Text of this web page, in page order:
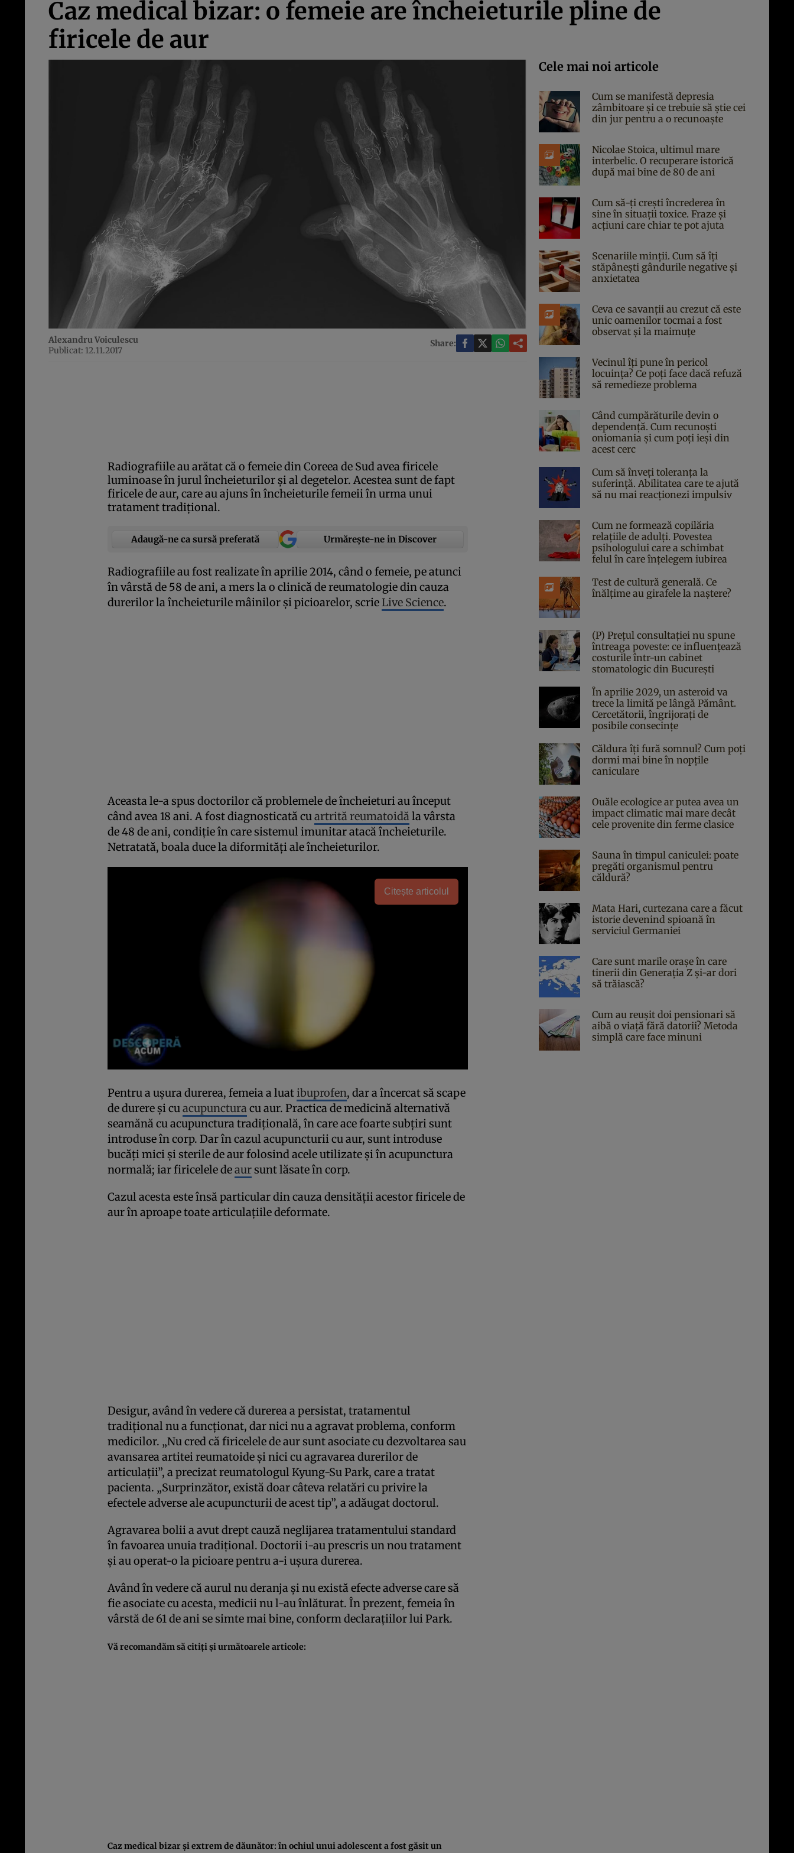
Caz medical bizar: o femeie are încheieturile pline de
firicele de aur
Alexandru Voiculescu
Publicat: 12.11.2017
Share:
Radiografiile au arătat că o femeie din Coreea de Sud avea firicele
luminoase în jurul încheieturilor şi al degetelor. Acestea sunt de fapt
firicele de aur, care au ajuns în încheieturile femeii în urma unui
tratament tradiţional.
Adaugă-ne ca sursă preferată Urmărește-ne in Discover
Radiografiile au fost realizate în aprilie 2014, când o femeie, pe atunci
în vârstă de 58 de ani, a mers la o clinică de reumatologie din cauza
durerilor la încheieturile mâinilor şi picioarelor, scrieLive Science.
Aceasta le-a spus doctorilor că problemele de încheieturi au început
când avea 18 ani. A fost diagnosticată cuartrită reumatoidă la vârsta
de 48 de ani, condiţie în care sistemul imunitar atacă încheieturile.
Netratată, boala duce la diformităţi ale încheieturilor.
Citește articolul
Pentru a uşura durerea, femeia a luatibuprofen, dar a încercat să scape
de durere şi cuacupunctura cu aur. Practica de medicină alternativă
seamănă cu acupunctura tradiţională, în care ace foarte subţiri sunt
introduse în corp. Dar în cazul acupuncturii cu aur, sunt introduse
bucăţi mici şi sterile de aur folosind acele utilizate şi în acupunctura
normală; iar firicelele deaursunt lăsate în corp.
Cazul acesta este însă particular din cauza densităţii acestor firicele de
aur în aproape toate articulaţiile deformate.
Desigur, având în vedere că durerea a persistat, tratamentul
tradiţional nu a funcţionat, dar nici nu a agravat problema, conform
medicilor. „Nu cred că firicelele de aur sunt asociate cu dezvoltarea sau
avansarea artitei reumatoide şi nici cu agravarea durerilor de
articulaţii”, a precizat reumatologul Kyung-Su Park, care a tratat
pacienta. „Surprinzător, există doar câteva relatări cu privire la
efectele adverse ale acupuncturii de acest tip”, a adăugat doctorul.
Agravarea bolii a avut drept cauză neglijarea tratamentului standard
în favoarea unuia tradiţional. Doctorii i-au prescris un nou tratament
şi au operat-o la picioare pentru a-i uşura durerea.
Având în vedere că aurul nu deranja şi nu există efecte adverse care să
fie asociate cu acesta, medicii nu l-au înlăturat. În prezent, femeia în
vârstă de 61 de ani se simte mai bine, conform declaraţiilor lui Park.
Vă recomandăm să citiţi şi următoarele articole:
Caz medical bizar şi extrem de dăunător: în ochiul unui adolescent a fost găsit un
Cele mai noi articole
Cum se manifestă depresia
zâmbitoare și ce trebuie să știe cei
din jur pentru a o recunoaște
Nicolae Stoica, ultimul mare
interbelic. O recuperare istorică
după mai bine de 80 de ani
Cum să-ți crești încrederea în
sine în situații toxice. Fraze și
acțiuni care chiar te pot ajuta
Scenariile minții. Cum să îți
stăpânești gândurile negative și
anxietatea
Ceva ce savanții au crezut că este
unic oamenilor tocmai a fost
observat și la maimuțe
Vecinul îți pune în pericol
locuința? Ce poți face dacă refuză
să remedieze problema
Când cumpărăturile devin o
dependență. Cum recunoști
oniomania și cum poți ieși din
acest cerc
Cum să înveți toleranța la
suferință. Abilitatea care te ajută
să nu mai reacționezi impulsiv
Cum ne formează copilăria
relațiile de adulți. Povestea
psihologului care a schimbat
felul în care înțelegem iubirea
Test de cultură generală. Ce
înălțime au girafele la naștere?
(P) Prețul consultației nu spune
întreaga poveste: ce influențează
costurile într-un cabinet
stomatologic din București
În aprilie 2029, un asteroid va
trece la limită pe lângă Pământ.
Cercetătorii, îngrijorați de
posibile consecințe
Căldura îți fură somnul? Cum poți
dormi mai bine în nopțile
caniculare
Ouăle ecologice ar putea avea un
impact climatic mai mare decât
cele provenite din ferme clasice
Sauna în timpul caniculei: poate
pregăti organismul pentru
căldură?
Mata Hari, curtezana care a făcut
istorie devenind spioană în
serviciul Germaniei
Care sunt marile orașe în care
tinerii din Generația Z și-ar dori
să trăiască?
Cum au reușit doi pensionari să
aibă o viață fără datorii? Metoda
simplă care face minuni